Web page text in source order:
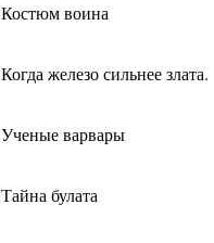
Костюм воина
Когда железо сильнее злата.
Ученые варвары
Тайна булата